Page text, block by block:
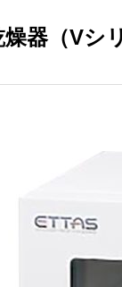
器（Vシ